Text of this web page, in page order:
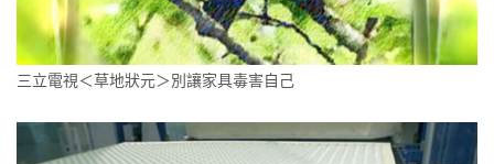
三立電視＜草地狀元＞別讓家具毒害自己